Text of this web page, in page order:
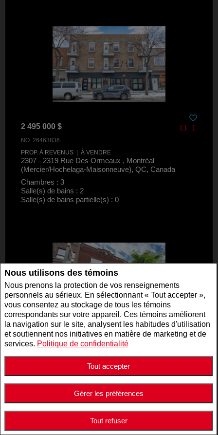
Nous utilisons des témoins
Nous prenons la protection de vos renseignements
personnels au sérieux. En sélectionnant « Tout accepter »,
vous consentez au stockage de tous les témoins
correspondants sur votre appareil. Ces témoins améliorent
la navigation sur le site, analysent les habitudes d'utilisation
et soutiennent nos initiatives en matière de marketing et de
services. Politique de confidentialité
Tout accepter
Gérer les préférences
Tout refuser
2 495 000 $
NO. 26463836
PROP. À REVENUS | À VENDRE
2307 - 2319 Rue Des Ormeaux , Montréal
(Mercier/Hochelaga-Maisonneuve), QC, Canada
Chambres : 3
Salle(s) de bains : 2
Salle(s) de bains partielle(s) : 0
2 995 000 $
NO. 19947125
COM./IND./ENT. | À VENDRE
5511 - 5513 Av. de Monkland , Montréal (Côte-des-
Neiges/Notre-Dame-de-Grâce), QC, Canada